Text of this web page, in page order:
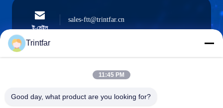
ই-মেইল
sales-ftt@trintfar.cn
0086- 15216883036
Trintfar
11:45 PM
Good day, what product are you looking for?